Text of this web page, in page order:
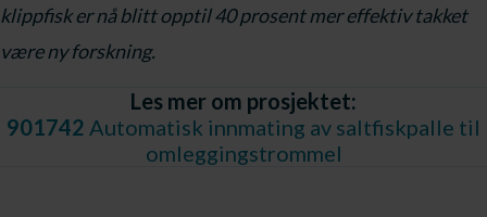
klippfisk er nå blitt opptil 40 prosent mer effektiv takket
være ny forskning.
Les mer om prosjektet:
901742 Automatisk innmating av saltfiskpalle til
omleggingstrommel